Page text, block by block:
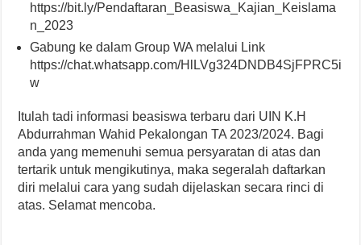
https://bit.ly/Pendaftaran_Beasiswa_Kajian_Keislama
n_2023
Gabung ke dalam Group WA melalui Link
https://chat.whatsapp.com/HlLVg324DNDB4SjFPRC5i
w
Itulah tadi informasi beasiswa terbaru dari UIN K.H
Abdurrahman Wahid Pekalongan TA 2023/2024. Bagi
anda yang memenuhi semua persyaratan di atas dan
tertarik untuk mengikutinya, maka segeralah daftarkan
diri melalui cara yang sudah dijelaskan secara rinci di
atas. Selamat mencoba.